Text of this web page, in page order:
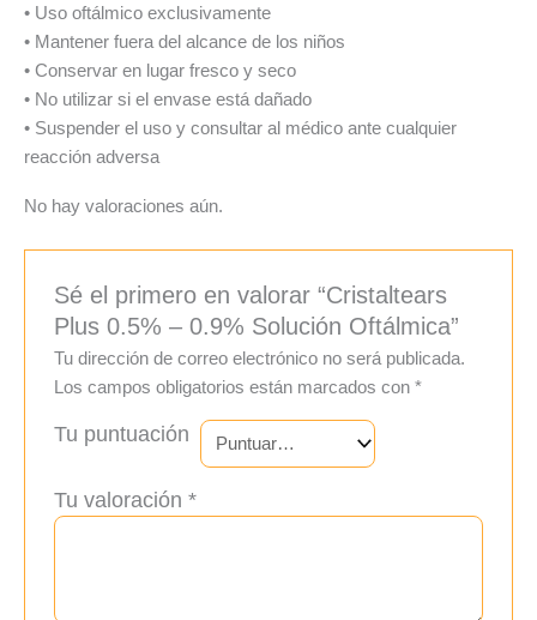
• Uso oftálmico exclusivamente
• Mantener fuera del alcance de los niños
• Conservar en lugar fresco y seco
• No utilizar si el envase está dañado
• Suspender el uso y consultar al médico ante cualquier
reacción adversa
No hay valoraciones aún.
Sé el primero en valorar “Cristaltears
Plus 0.5% – 0.9% Solución Oftálmica”
Tu dirección de correo electrónico no será publicada.
Los campos obligatorios están marcados con*
Tu puntuación
Tu valoración*